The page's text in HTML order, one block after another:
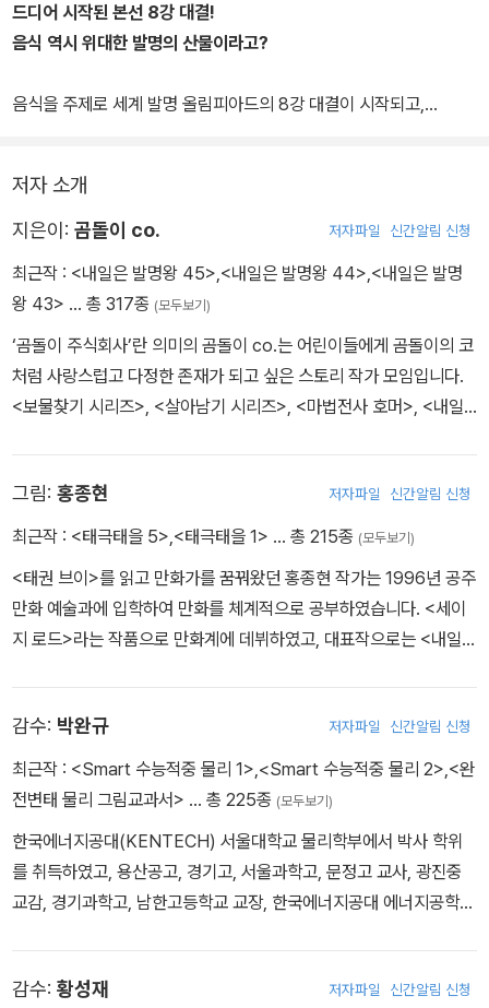
삼투압현상에 대해서도 배울수 있고요
단백질의 성질에 대해서도 알수 있죠
드디어 시작된 본선 8강 대결!
음식 역시 위대한 발명의 산물이라고?
음식을 주제로 세계 발명 올림피아드의 8강 대결이 시작되고,
엘리를 마주치고는 얼굴이 붉어지는데…….
저자 소개
지은이: 곰돌이 co. 저자파일 신간알림 신청
최근작 : <내일은 발명왕 45>,<내일은 발명왕 44>,<내일은 발명
왕 43> … 총 317종 (모두보기)
‘곰돌이 주식회사’란 의미의 곰돌이 co.는 어린이들에게 곰돌이의 코
처럼 사랑스럽고 다정한 존재가 되고 싶은 스토리 작가 모임입니다.
<보물찾기 시리즈>, <살아남기 시리즈>, <마법전사 호머>, <내일
그림: 홍종현 저자파일 신간알림 신청
최근작 : <태극태을 5>,<태극태을 1> … 총 215종 (모두보기)
<태권 브이>를 읽고 만화가를 꿈꿔왔던 홍종현 작가는 1996년 공주
만화 예술과에 입학하여 만화를 체계적으로 공부하였습니다. <세이
지 로드>라는 작품으로 만화계에 데뷔하였고, 대표작으로는 <내일은
감수: 박완규 저자파일 신간알림 신청
최근작 : <Smart 수능적중 물리 1>,<Smart 수능적중 물리 2>,<완
전변태 물리 그림교과서> … 총 225종 (모두보기)
한국에너지공대(KENTECH) 서울대학교 물리학부에서 박사 학위
를 취득하였고, 용산공고, 경기고, 서울과학고, 문정고 교사, 광진중
교감, 경기과학고, 남한고등학교 교장, 한국에너지공대 에너지공학부
감수: 황성재 저자파일 신간알림 신청